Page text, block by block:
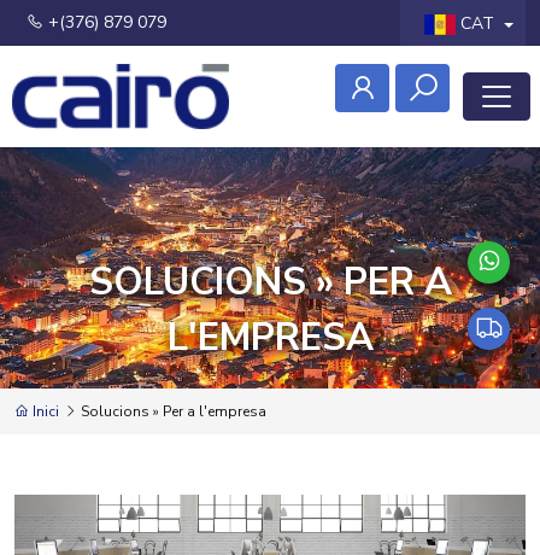
+(376) 879 079 CAT
SOLUCIONS » PER A
L'EMPRESA
Inici Solucions » Per a l'empresa